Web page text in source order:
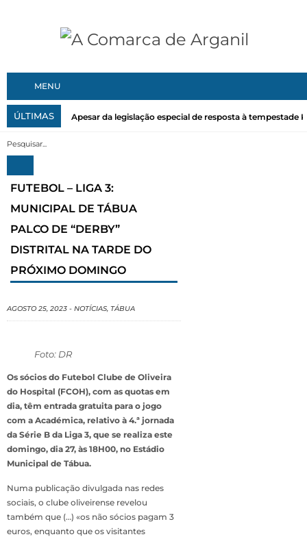
MENU
ÚLTIMAS Apesar da legislação especial de resposta à tempestade
FUTEBOL – LIGA 3:
MUNICIPAL DE TÁBUA
PALCO DE “DERBY”
DISTRITAL NA TARDE DO
PRÓXIMO DOMINGO
AGOSTO 25, 2023 - NOTÍCIAS, TÁBUA
Foto: DR
Os sócios do Futebol Clube de Oliveira
do Hospital (FCOH), com as quotas em
dia, têm entrada gratuita para o jogo
com a Académica, relativo à 4.ª jornada
da Série B da Liga 3, que se realiza este
domingo, dia 27, às 18H00, no Estádio
Municipal de Tábua.
Numa publicação divulgada nas redes
sociais, o clube oliveirense revelou
também que (…) «os não sócios pagam 3
euros, enquanto que os visitantes